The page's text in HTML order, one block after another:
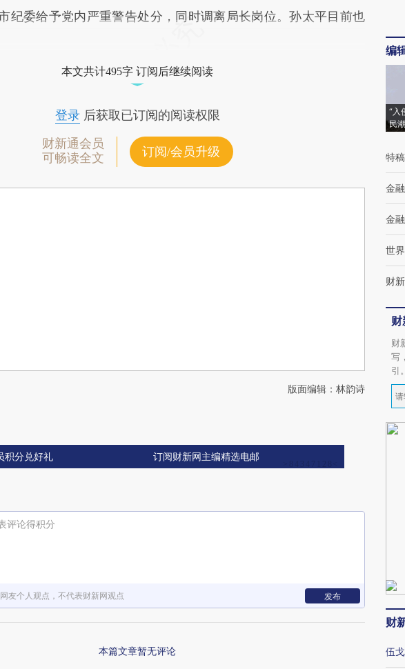
纪委给予党内严重警告处分，同时调离局长岗位。孙太平目前也
本文共计495字 订阅后继续阅读
登录后获取已订阅的阅读权限
财新通会员
可畅读全文
订阅/会员升级
版面编辑：林韵诗
积分兑好礼 订阅财新网主编精选电邮
评论得积分
友个人观点，不代表财新网观点 发布
本篇文章暂无评论
编
“入
民
特稿
金融
金
世界
财
财
写
引。
财
伍戈